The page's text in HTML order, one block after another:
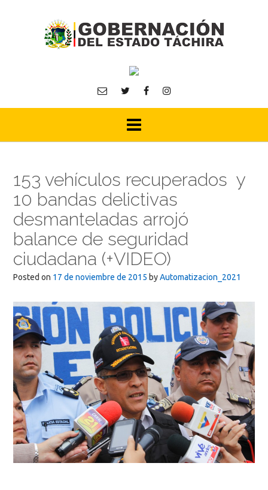
153 vehículos recuperados y
10 bandas delictivas
desmanteladas arrojó
balance de seguridad
ciudadana (+VIDEO)
Posted on 17 de noviembre de 2015 byAutomatizacion_2021